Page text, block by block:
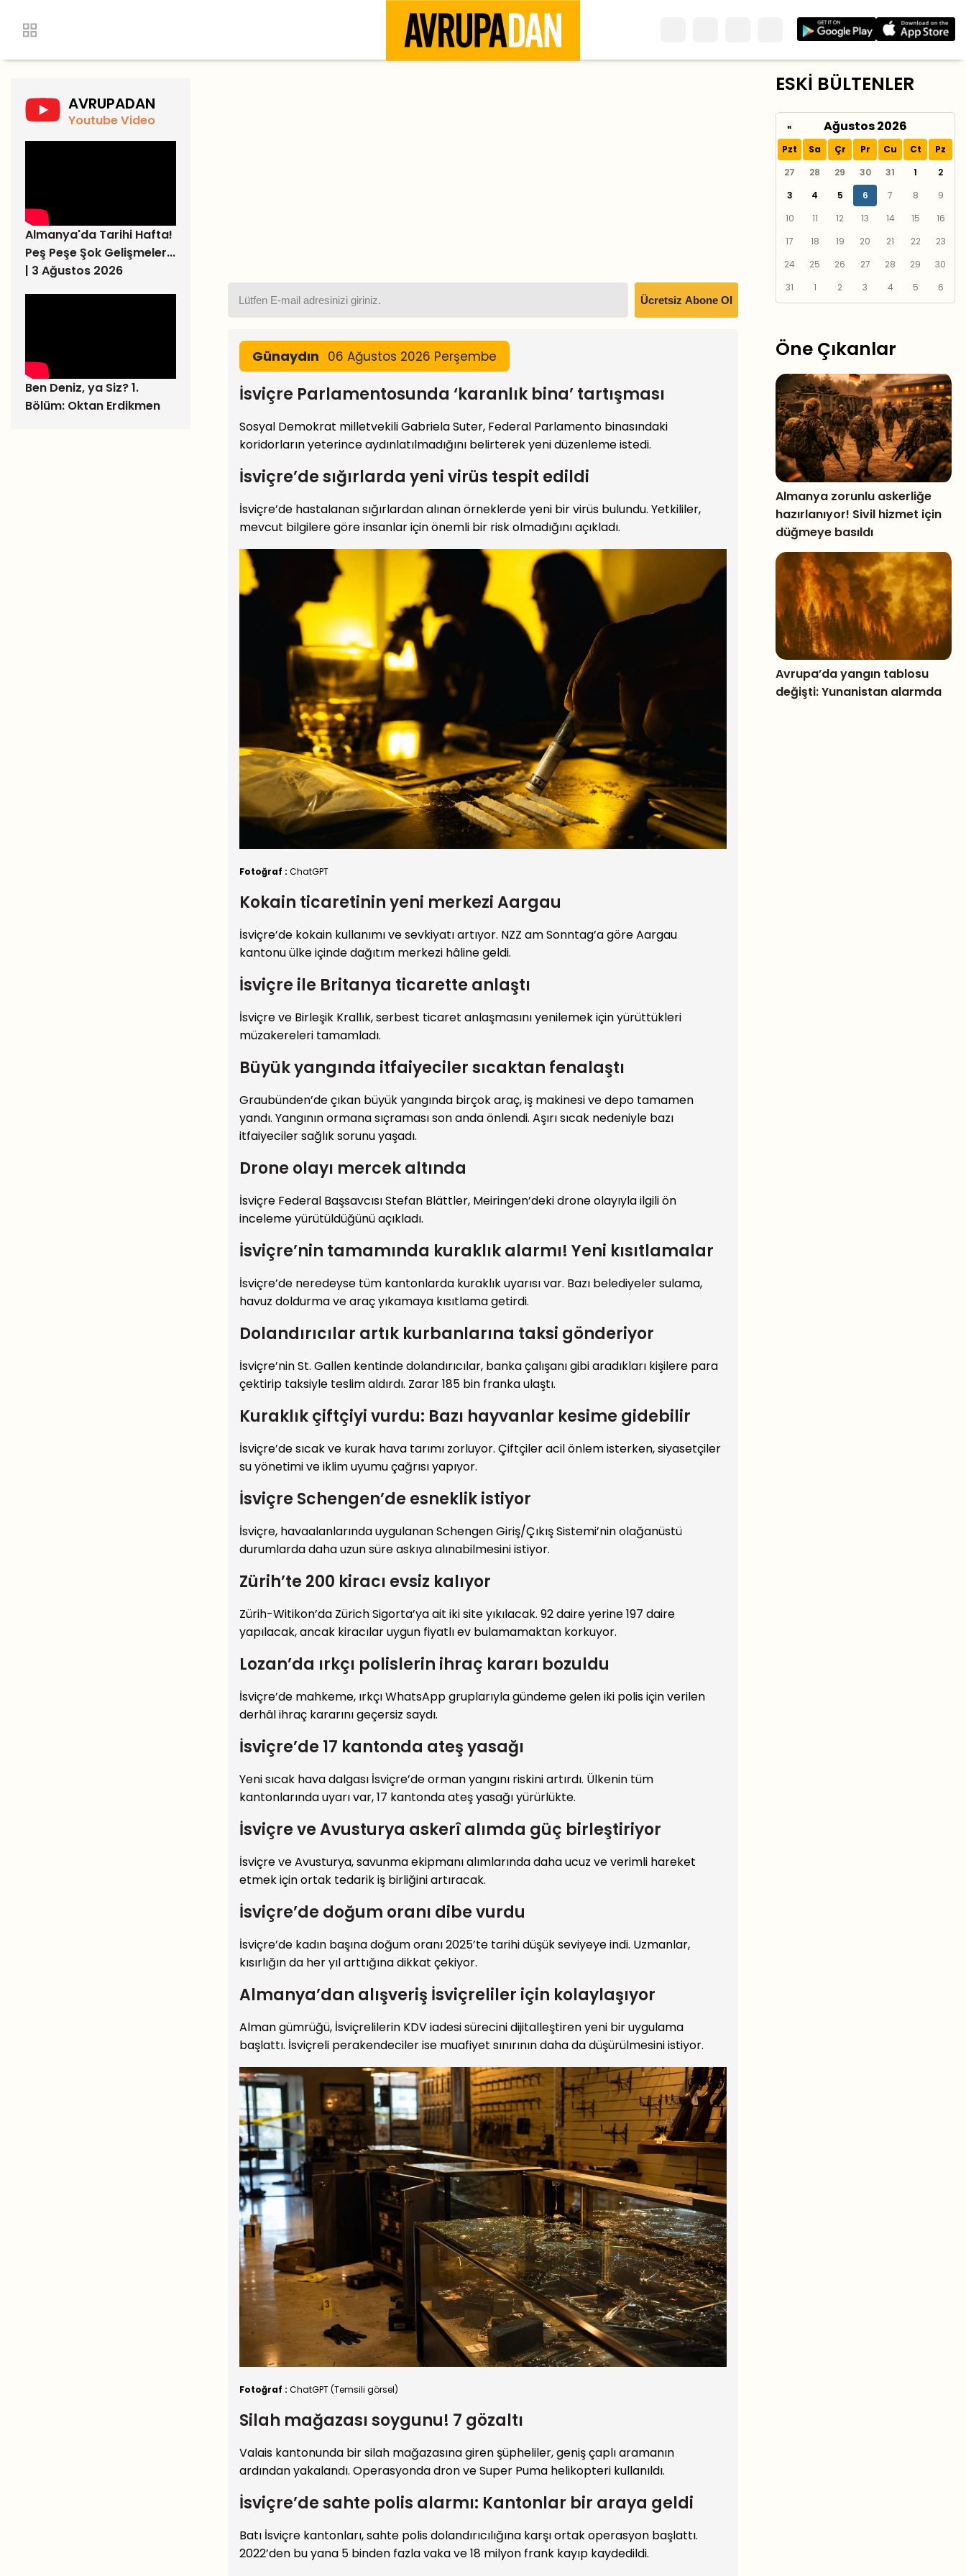
AVRUPADAN
Youtube Video
Almanya'da Tarihi Hafta!
Peş Peşe Şok Gelişmeler...
| 3 Ağustos 2026
Ben Deniz, ya Siz? 1.
Bölüm: Oktan Erdikmen
Günaydın 06 Ağustos 2026 Perşembe
İsviçre Parlamentosunda ‘karanlık bina’ tartışması
Sosyal Demokrat milletvekili Gabriela Suter, Federal Parlamento binasındaki
koridorların yeterince aydınlatılmadığını belirterek yeni düzenleme istedi.
İsviçre’de sığırlarda yeni virüs tespit edildi
İsviçre’de hastalanan sığırlardan alınan örneklerde yeni bir virüs bulundu. Yetkililer,
mevcut bilgilere göre insanlar için önemli bir risk olmadığını açıkladı.
Fotoğraf : ChatGPT
Kokain ticaretinin yeni merkezi Aargau
İsviçre’de kokain kullanımı ve sevkiyatı artıyor. NZZ am Sonntag’a göre Aargau
kantonu ülke içinde dağıtım merkezi hâline geldi.
İsviçre ile Britanya ticarette anlaştı
İsviçre ve Birleşik Krallık, serbest ticaret anlaşmasını yenilemek için yürüttükleri
müzakereleri tamamladı.
Büyük yangında itfaiyeciler sıcaktan fenalaştı
Graubünden’de çıkan büyük yangında birçok araç, iş makinesi ve depo tamamen
yandı. Yangının ormana sıçraması son anda önlendi. Aşırı sıcak nedeniyle bazı
itfaiyeciler sağlık sorunu yaşadı.
Drone olayı mercek altında
İsviçre Federal Başsavcısı Stefan Blättler, Meiringen’deki drone olayıyla ilgili ön
inceleme yürütüldüğünü açıkladı.
İsviçre’nin tamamında kuraklık alarmı! Yeni kısıtlamalar
İsviçre’de neredeyse tüm kantonlarda kuraklık uyarısı var. Bazı belediyeler sulama,
havuz doldurma ve araç yıkamaya kısıtlama getirdi.
Dolandırıcılar artık kurbanlarına taksi gönderiyor
İsviçre’nin St. Gallen kentinde dolandırıcılar, banka çalışanı gibi aradıkları kişilere para
çektirip taksiyle teslim aldırdı. Zarar 185 bin franka ulaştı.
Kuraklık çiftçiyi vurdu: Bazı hayvanlar kesime gidebilir
İsviçre’de sıcak ve kurak hava tarımı zorluyor. Çiftçiler acil önlem isterken, siyasetçiler
su yönetimi ve iklim uyumu çağrısı yapıyor.
İsviçre Schengen’de esneklik istiyor
İsviçre, havaalanlarında uygulanan Schengen Giriş/Çıkış Sistemi’nin olağanüstü
durumlarda daha uzun süre askıya alınabilmesini istiyor.
Zürih’te 200 kiracı evsiz kalıyor
Zürih-Witikon’da Zürich Sigorta’ya ait iki site yıkılacak. 92 daire yerine 197 daire
yapılacak, ancak kiracılar uygun fiyatlı ev bulamamaktan korkuyor.
Lozan’da ırkçı polislerin ihraç kararı bozuldu
İsviçre’de mahkeme, ırkçı WhatsApp gruplarıyla gündeme gelen iki polis için verilen
derhâl ihraç kararını geçersiz saydı.
İsviçre’de 17 kantonda ateş yasağı
Yeni sıcak hava dalgası İsviçre’de orman yangını riskini artırdı. Ülkenin tüm
kantonlarında uyarı var, 17 kantonda ateş yasağı yürürlükte.
İsviçre ve Avusturya askerî alımda güç birleştiriyor
İsviçre ve Avusturya, savunma ekipmanı alımlarında daha ucuz ve verimli hareket
etmek için ortak tedarik iş birliğini artıracak.
İsviçre’de doğum oranı dibe vurdu
İsviçre’de kadın başına doğum oranı 2025’te tarihi düşük seviyeye indi. Uzmanlar,
kısırlığın da her yıl arttığına dikkat çekiyor.
Almanya’dan alışveriş İsviçreliler için kolaylaşıyor
Alman gümrüğü, İsviçrelilerin KDV iadesi sürecini dijitalleştiren yeni bir uygulama
başlattı. İsviçreli perakendeciler ise muafiyet sınırının daha da düşürülmesini istiyor.
Fotoğraf : ChatGPT (Temsili görsel)
Silah mağazası soygunu! 7 gözaltı
Valais kantonunda bir silah mağazasına giren şüpheliler, geniş çaplı aramanın
ardından yakalandı. Operasyonda dron ve Super Puma helikopteri kullanıldı.
İsviçre’de sahte polis alarmı: Kantonlar bir araya geldi
Batı İsviçre kantonları, sahte polis dolandırıcılığına karşı ortak operasyon başlattı.
2022’den bu yana 5 binden fazla vaka ve 18 milyon frank kayıp kaydedildi.
ESKİ BÜLTENLER
« Ağustos 2026
Pzt Sa Çr Pr Cu Ct
Pz
27
28 29 30 31 1
2
3
4 5 6 7 8
9
10
11 12 13 14 15
16
17
18 19 20 21 22
23
24
25 26 27 28 29
30
31
1 2 3 4 5 6
Öne Çıkanlar
Almanya zorunlu askerliğe
hazırlanıyor! Sivil hizmet için
düğmeye basıldı
Avrupa’da yangın tablosu
değişti: Yunanistan alarmda